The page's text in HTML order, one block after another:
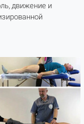
движение и